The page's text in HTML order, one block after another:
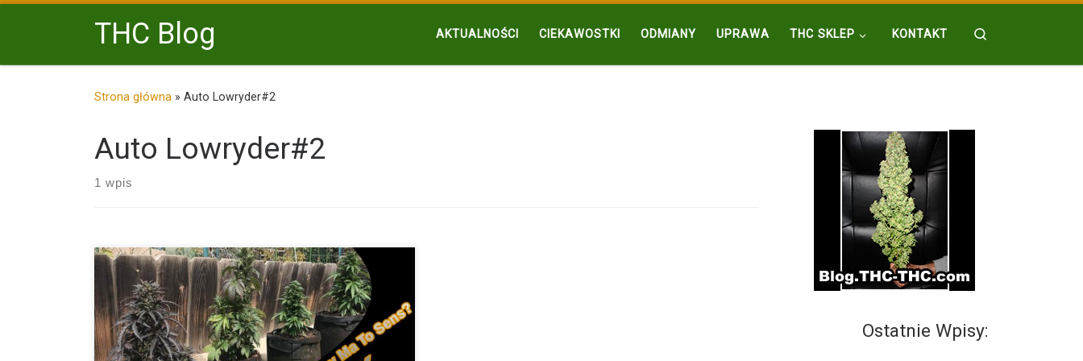
Przejdź do treściTHC Blog AKTUALNOŚCI CIEKAWOSTKI ODMIANY UPRAWA THC SKLEP KONTAKT
Strona główna » Auto Lowryder#2
Auto Lowryder#2
1 wpis
Zastanawiasz się nad tym, czy outdoor w okresie sierpnia ma
[…]
Ostatnie Wpisy: